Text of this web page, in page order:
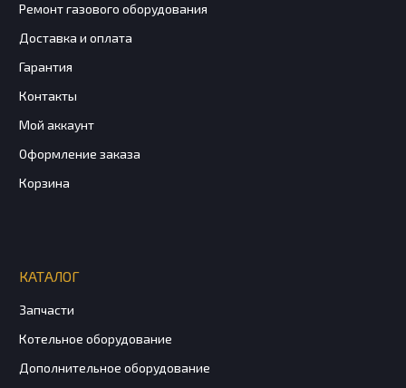
Ремонт газового оборудования
Доставка и оплата
Гарантия
Контакты
Мой аккаунт
Оформление заказа
Корзина
КАТАЛОГ
Запчасти
Котельное оборудование
Дополнительное оборудование